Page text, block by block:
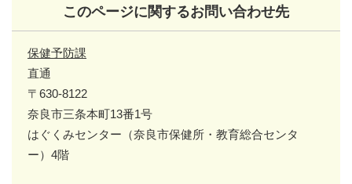
このページに関するお問い合わせ先
保健予防課
直通
〒630-8122
奈良市三条本町13番1号
はぐくみセンター（奈良市保健所・教育総合センタ
ー）4階